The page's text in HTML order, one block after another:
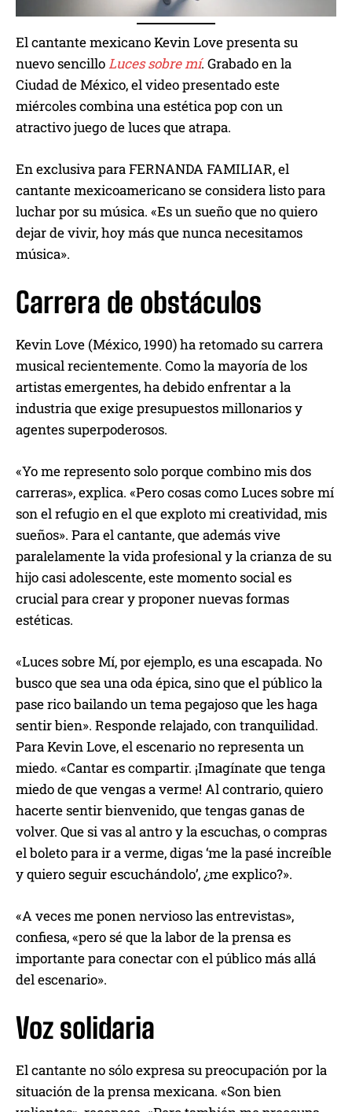
El cantante mexicano Kevin Love presenta su
nuevo sencilloLuces sobre mí. Grabado en la
Ciudad de México, el video presentado este
miércoles combina una estética pop con un
atractivo juego de luces que atrapa.
En exclusiva para FERNANDA FAMILIAR, el
cantante mexicoamericano se considera listo para
luchar por su música. «Es un sueño que no quiero
dejar de vivir, hoy más que nunca necesitamos
música».
Carrera de obstáculos
Kevin Love (México, 1990) ha retomado su carrera
musical recientemente. Como la mayoría de los
artistas emergentes, ha debido enfrentar a la
industria que exige presupuestos millonarios y
agentes superpoderosos.
«Yo me represento solo porque combino mis dos
carreras», explica. «Pero cosas como Luces sobre mí
son el refugio en el que exploto mi creatividad, mis
sueños». Para el cantante, que además vive
paralelamente la vida profesional y la crianza de su
hijo casi adolescente, este momento social es
crucial para crear y proponer nuevas formas
estéticas.
«Luces sobre Mí, por ejemplo, es una escapada. No
busco que sea una oda épica, sino que el público la
pase rico bailando un tema pegajoso que les haga
sentir bien». Responde relajado, con tranquilidad.
Para Kevin Love, el escenario no representa un
miedo. «Cantar es compartir. ¡Imagínate que tenga
miedo de que vengas a verme! Al contrario, quiero
hacerte sentir bienvenido, que tengas ganas de
volver. Que si vas al antro y la escuchas, o compras
el boleto para ir a verme, digas ‘me la pasé increíble
y quiero seguir escuchándolo’, ¿me explico?».
«A veces me ponen nervioso las entrevistas»,
confiesa, «pero sé que la labor de la prensa es
importante para conectar con el público más allá
del escenario».
Voz solidaria
El cantante no sólo expresa su preocupación por la
situación de la prensa mexicana. «Son bien